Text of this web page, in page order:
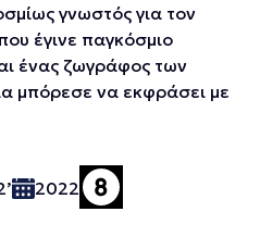
γνωστός για τον
έγινε παγκόσμιο
ένας ζωγράφος των
μπόρεσε να εκφράσει με
2022